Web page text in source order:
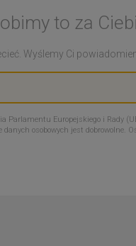
to za
Wyślemy Ci
Parlamentu Europejskiego i Rady
osobowych jest dobrowolne.